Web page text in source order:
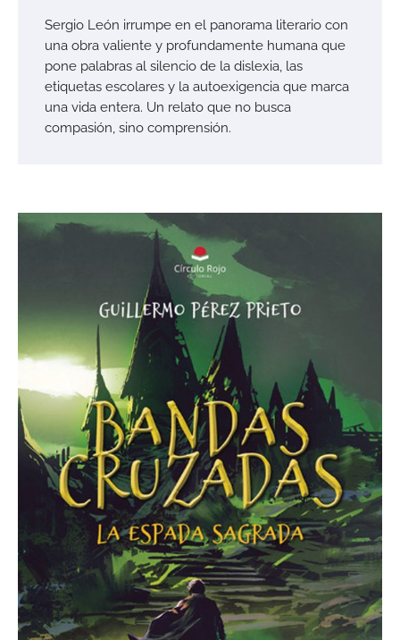
Sergio León irrumpe en el panorama literario con
una obra valiente y profundamente humana que
pone palabras al silencio de la dislexia, las
etiquetas escolares y la autoexigencia que marca
una vida entera. Un relato que no busca
compasión, sino comprensión.